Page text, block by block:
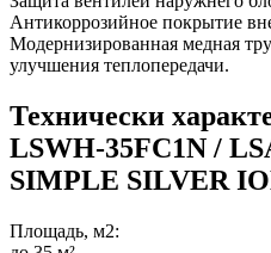
Антикоррозийное покрытие
Модернизированная медная
улучшения теплопередачи.
Технически
LSWH-35FC1N /
SIMPLE SILVER
Площадь, м2: